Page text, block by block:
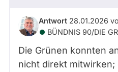
Antwort 28.01.2026
BÜNDNIS 90/­DIE
Die Grünen konnten
nicht direkt mitwirken;